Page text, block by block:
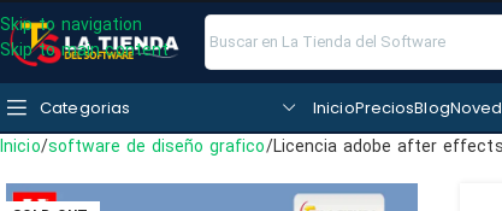
Skip to navigation
Skip to main content
Categorias InicioPreciosBlog
Inicio software de diseño grafico Licencia adobe after